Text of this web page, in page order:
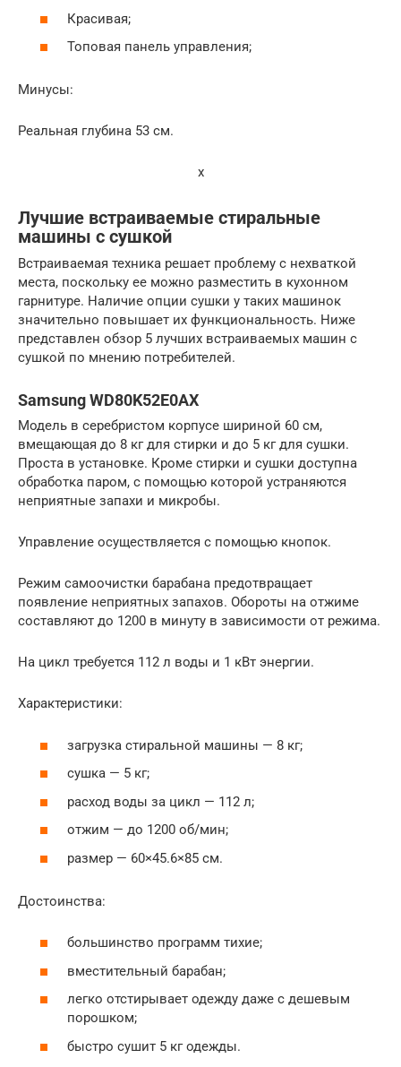
Красивая;
Топовая панель управления;
Минусы:
Реальная глубина 53 см.
x
Лучшие встраиваемые стиральные
машины с сушкой
Встраиваемая техника решает проблему с нехваткой
места, поскольку ее можно разместить в кухонном
гарнитуре. Наличие опции сушки у таких машинок
значительно повышает их функциональность. Ниже
представлен обзор 5 лучших встраиваемых машин с
сушкой по мнению потребителей.
Samsung WD80K52E0AX
Модель в серебристом корпусе шириной 60 см,
вмещающая до 8 кг для стирки и до 5 кг для сушки.
Проста в установке. Кроме стирки и сушки доступна
обработка паром, с помощью которой устраняются
неприятные запахи и микробы.
Управление осуществляется с помощью кнопок.
Режим самоочистки барабана предотвращает
появление неприятных запахов. Обороты на отжиме
составляют до 1200 в минуту в зависимости от режима.
На цикл требуется 112 л воды и 1 кВт энергии.
Характеристики:
загрузка стиральной машины — 8 кг;
сушка — 5 кг;
расход воды за цикл — 112 л;
отжим — до 1200 об/мин;
размер — 60×45.6×85 см.
Достоинства:
большинство программ тихие;
вместительный барабан;
легко отстирывает одежду даже с дешевым
порошком;
быстро сушит 5 кг одежды.